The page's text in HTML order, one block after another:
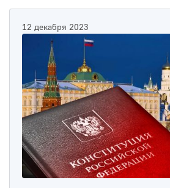
12 декабря 2023